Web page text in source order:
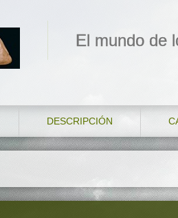
El mundo de
DESCRIPCIÓN